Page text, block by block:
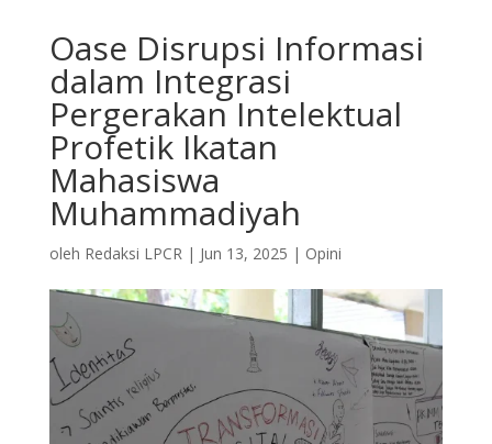
Oase Disrupsi Informasi
dalam Integrasi
Pergerakan Intelektual
Profetik Ikatan
Mahasiswa
Muhammadiyah
oleh Redaksi LPCR| Jun 13, 2025 | Opini